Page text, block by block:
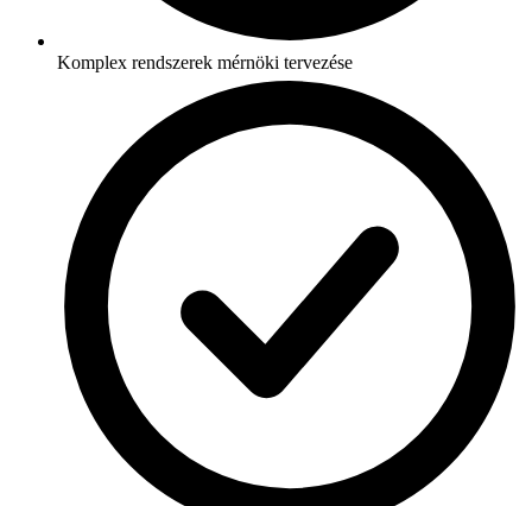
Komplex rendszerek mérnöki tervezése